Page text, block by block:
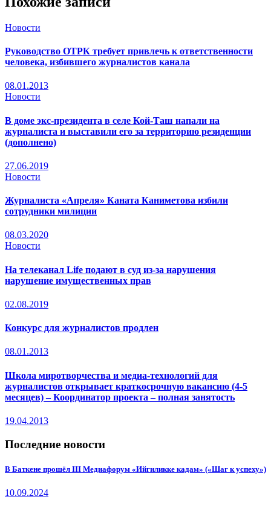
Новости
Руководство ОТРК требует привлечь к ответственности
человека, избившего журналистов канала
08.01.2013
Новости
В доме экс-президента в селе Кой-Таш напали на
журналиста и выставили его за территорию резиденции
(дополнено)
27.06.2019
Новости
Журналиста «Апреля» Каната Каниметова избили
сотрудники милиции
08.03.2020
Новости
На телеканал Life подают в суд из-за нарушения
нарушение имущественных прав
02.08.2019
Конкурс для журналистов продлен
08.01.2013
Школа миротворчества и медиа-технологий для
журналистов открывает краткосрочную вакансию (4-5
месяцев) – Координатор проекта – полная занятость
19.04.2013
Последние новости
В Баткене прошёл III Медиафорум «Ийгиликке кадам» («Шаг к успеху»)
10.09.2024